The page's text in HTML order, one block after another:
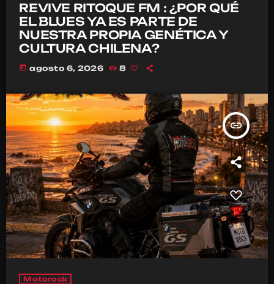
REVIVE RITOQUE FM : ¿POR QUÉ
EL BLUES YA ES PARTE DE
NUESTRA PROPIA GENÉTICA Y
CULTURA CHILENA?
today agosto 6, 2026 8
insert_link
Motorock